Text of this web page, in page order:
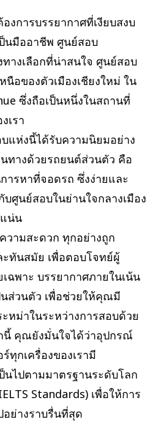
งการบรรยากาศที่เงียบสงบ
นมืออาชีพ ศูนย์สอบ
างเลือกที่น่าสนใจ ศูนย์สอบ
อของตัวเมืองเชียงใหม่ ใน
ซึ่งถือเป็นหนึ่งในสถานที่
เรา
แห่งนี้ได้รับความนิยมอย่าง
ทางด้วยรถยนต์ส่วนตัว คือ
ารหาที่จอดรถ ซึ่งง่ายและ
บศูนย์สอบในย่านใจกลางเมือง
น่น
วามสะดวก ทุกอย่างถูก
ทันสมัย เพื่อตอบโจทย์ผู้
ฉพาะ บรรยากาศภายในเน้น
นส่วนตัว เพื่อช่วยให้คุณมี
หม่าในระหว่างการสอบด้วย
นี้ คุณยังมั่นใจได้ว่าอุปกรณ์
ทุกเครื่องของเรามี
นไปตามมาตรฐานระดับโลก
Standards) เพื่อให้การ
ย่างราบรื่นที่สุด